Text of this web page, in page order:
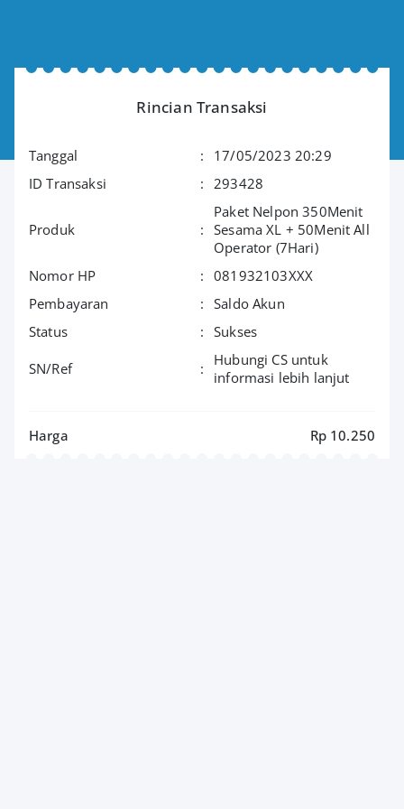
Rincian Transaksi
Tanggal :
17/05/2023 20:29
ID Transaksi
: 293428
Produk :
Paket Nelpon 350Menit
Sesama XL + 50Menit All
Operator (7Hari)
Nomor HP
:
081932103XXX
Pembayaran
:
Saldo Akun
Status
: Sukses
SN/Ref :
Hubungi CS untuk
informasi lebih lanjut
Harga Rp 10.250